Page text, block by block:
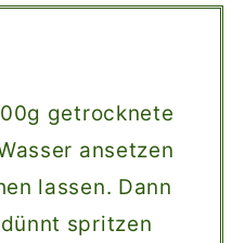
getrocknete
ansetzen
lassen. Dann
spritzen